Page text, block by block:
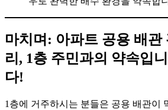
마치며: 아파트 공용 배관
리, 1층 주민과의 약속입니
다!
1층에 거주하시는 분들은 공용 배관이